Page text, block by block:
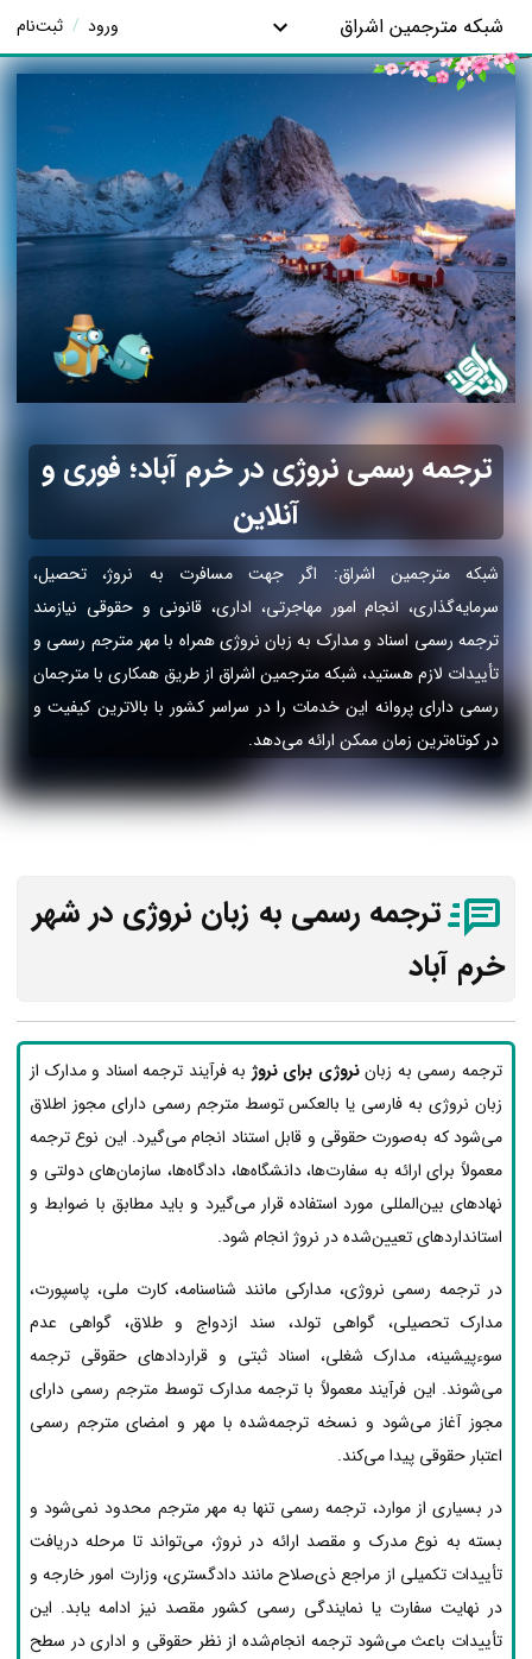
شبکه مترجمین اشراق ورود / ثبت‌نام
ترجمه رسمی نروژی در خرم آباد؛ فوری و
آنلاین
شبکه مترجمین اشراق: اگر جهت مسافرت به نروژ، تحصیل،
سرمایه‌گذاری، انجام امور مهاجرتی، اداری، قانونی و حقوقی نیازمند
ترجمه رسمی اسناد و مدارک به زبان نروژی همراه با مهر مترجم رسمی و
تأییدات لازم هستید، شبکه مترجمین اشراق از طریق همکاری با مترجمان
رسمی دارای پروانه این خدمات را در سراسر کشور با بالاترین کیفیت و
در کوتاه‌ترین زمان ممکن ارائه می‌دهد.
ترجمه رسمی به زبان نروژی در شهر
خرم آباد
ترجمه رسمی به زباننروژی برای نروژ به فرآیند ترجمه اسناد و مدارک از
زبان نروژی به فارسی یا بالعکس توسط مترجم رسمی دارای مجوز اطلاق
می‌شود که به‌صورت حقوقی و قابل استناد انجام می‌گیرد. این نوع ترجمه
معمولاً برای ارائه به سفارت‌ها، دانشگاه‌ها، دادگاه‌ها، سازمان‌های دولتی و
نهادهای بین‌المللی مورد استفاده قرار می‌گیرد و باید مطابق با ضوابط و
استانداردهای تعیین‌شده در نروژ انجام شود.
در ترجمه رسمی نروژی، مدارکی مانند شناسنامه، کارت ملی، پاسپورت،
مدارک تحصیلی، گواهی تولد، سند ازدواج و طلاق، گواهی عدم
سوءپیشینه، مدارک شغلی، اسناد ثبتی و قراردادهای حقوقی ترجمه
می‌شوند. این فرآیند معمولاً با ترجمه مدارک توسط مترجم رسمی دارای
مجوز آغاز می‌شود و نسخه ترجمه‌شده با مهر و امضای مترجم رسمی
اعتبار حقوقی پیدا می‌کند.
در بسیاری از موارد، ترجمه رسمی تنها به مهر مترجم محدود نمی‌شود و
بسته به نوع مدرک و مقصد ارائه در نروژ، می‌تواند تا مرحله دریافت
تأییدات تکمیلی از مراجع ذی‌صلاح مانند دادگستری، وزارت امور خارجه و
در نهایت سفارت یا نمایندگی رسمی کشور مقصد نیز ادامه یابد. این
تأییدات باعث می‌شود ترجمه انجام‌شده از نظر حقوقی و اداری در سطح